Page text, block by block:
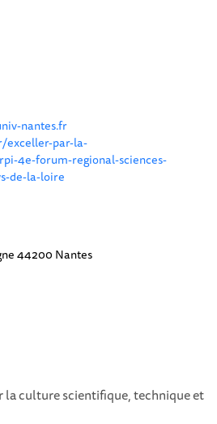
nantes.fr
exceller-par-la-
4e-forum-regional-sciences-
de-la-loire
44200 Nantes
la culture scientifique, technique et